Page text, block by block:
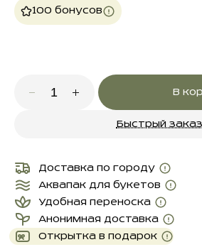
100 бонусов
В
Быстрый заказ
Доставка по городу
Аквапак для букетов
Удобная переноска
Анонимная доставка
Открытка в подарок